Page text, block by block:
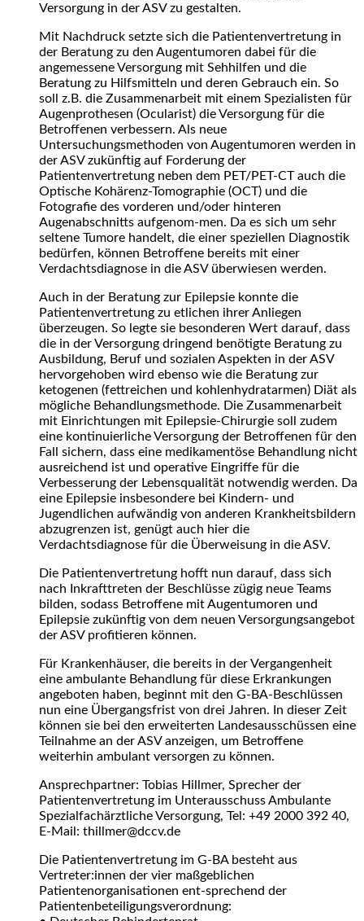
Versorgung in der ASV zu gestalten.
Mit Nachdruck setzte sich die Patientenvertretung in
der Beratung zu den Augentumoren dabei für die
angemessene Versorgung mit Sehhilfen und die
Beratung zu Hilfsmitteln und deren Gebrauch ein. So
soll z.B. die Zusammenarbeit mit einem Spezialisten für
Augenprothesen (Ocularist) die Versorgung für die
Betroffenen verbessern. Als neue
Untersuchungsmethoden von Augentumoren werden in
der ASV zukünftig auf Forderung der
Patientenvertretung neben dem PET/PET-CT auch die
Optische Kohärenz-Tomographie (OCT) und die
Fotografie des vorderen und/oder hinteren
Augenabschnitts aufgenom-men. Da es sich um sehr
seltene Tumore handelt, die einer speziellen Diagnostik
bedürfen, können Betroffene bereits mit einer
Verdachtsdiagnose in die ASV überwiesen werden.
Auch in der Beratung zur Epilepsie konnte die
Patientenvertretung zu etlichen ihrer Anliegen
überzeugen. So legte sie besonderen Wert darauf, dass
die in der Versorgung dringend benötigte Beratung zu
Ausbildung, Beruf und sozialen Aspekten in der ASV
hervorgehoben wird ebenso wie die Beratung zur
ketogenen (fettreichen und kohlenhydratarmen) Diät als
mögliche Behandlungsmethode. Die Zusammenarbeit
mit Einrichtungen mit Epilepsie-Chirurgie soll zudem
eine kontinuierliche Versorgung der Betroffenen für den
Fall sichern, dass eine medikamentöse Behandlung nicht
ausreichend ist und operative Eingriffe für die
Verbesserung der Lebensqualität notwendig werden. Da
eine Epilepsie insbesondere bei Kindern- und
Jugendlichen aufwändig von anderen Krankheitsbildern
abzugrenzen ist, genügt auch hier die
Verdachtsdiagnose für die Überweisung in die ASV.
Die Patientenvertretung hofft nun darauf, dass sich
nach Inkrafttreten der Beschlüsse zügig neue Teams
bilden, sodass Betroffene mit Augentumoren und
Epilepsie zukünftig von dem neuen Versorgungsangebot
der ASV profitieren können.
Für Krankenhäuser, die bereits in der Vergangenheit
eine ambulante Behandlung für diese Erkrankungen
angeboten haben, beginnt mit den G-BA-Beschlüssen
nun eine Übergangsfrist von drei Jahren. In dieser Zeit
können sie bei den erweiterten Landesausschüssen eine
Teilnahme an der ASV anzeigen, um Betroffene
weiterhin ambulant versorgen zu können.
Ansprechpartner: Tobias Hillmer, Sprecher der
Patientenvertretung im Unterausschuss Ambulante
Spezialfachärztliche Versorgung, Tel: +49 2000 392 40,
E-Mail: thillmer@dccv.de
Die Patientenvertretung im G-BA besteht aus
Vertreter:innen der vier maßgeblichen
Patientenorganisationen ent-sprechend der
Patientenbeteiligungsverordnung: